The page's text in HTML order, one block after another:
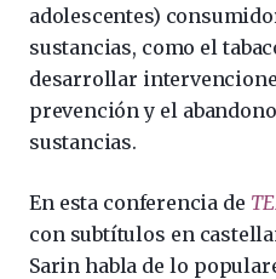
adolescentes)
sustancias, como el
desarrollar
prevención y el
sustancias.
En esta conferencia de
con subtítulos en
Sarin habla de lo